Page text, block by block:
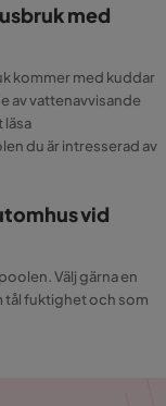
med
kommer med kuddar
av vattenavvisande
läsa
du är intresserad av
vid
Välj gärna en
tål fuktighet och som